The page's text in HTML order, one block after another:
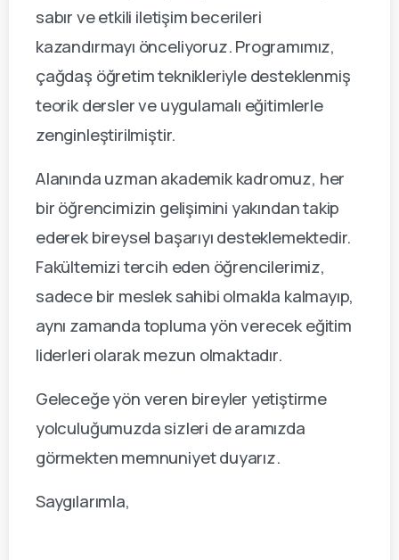
sabır ve etkili iletişim becerileri
kazandırmayı önceliyoruz. Programımız,
çağdaş öğretim teknikleriyle desteklenmiş
teorik dersler ve uygulamalı eğitimlerle
zenginleştirilmiştir.
Alanında uzman akademik kadromuz, her
bir öğrencimizin gelişimini yakından takip
ederek bireysel başarıyı desteklemektedir.
Fakültemizi tercih eden öğrencilerimiz,
sadece bir meslek sahibi olmakla kalmayıp,
aynı zamanda topluma yön verecek eğitim
liderleri olarak mezun olmaktadır.
Geleceğe yön veren bireyler yetiştirme
yolculuğumuzda sizleri de aramızda
görmekten memnuniyet duyarız.
Saygılarımla,